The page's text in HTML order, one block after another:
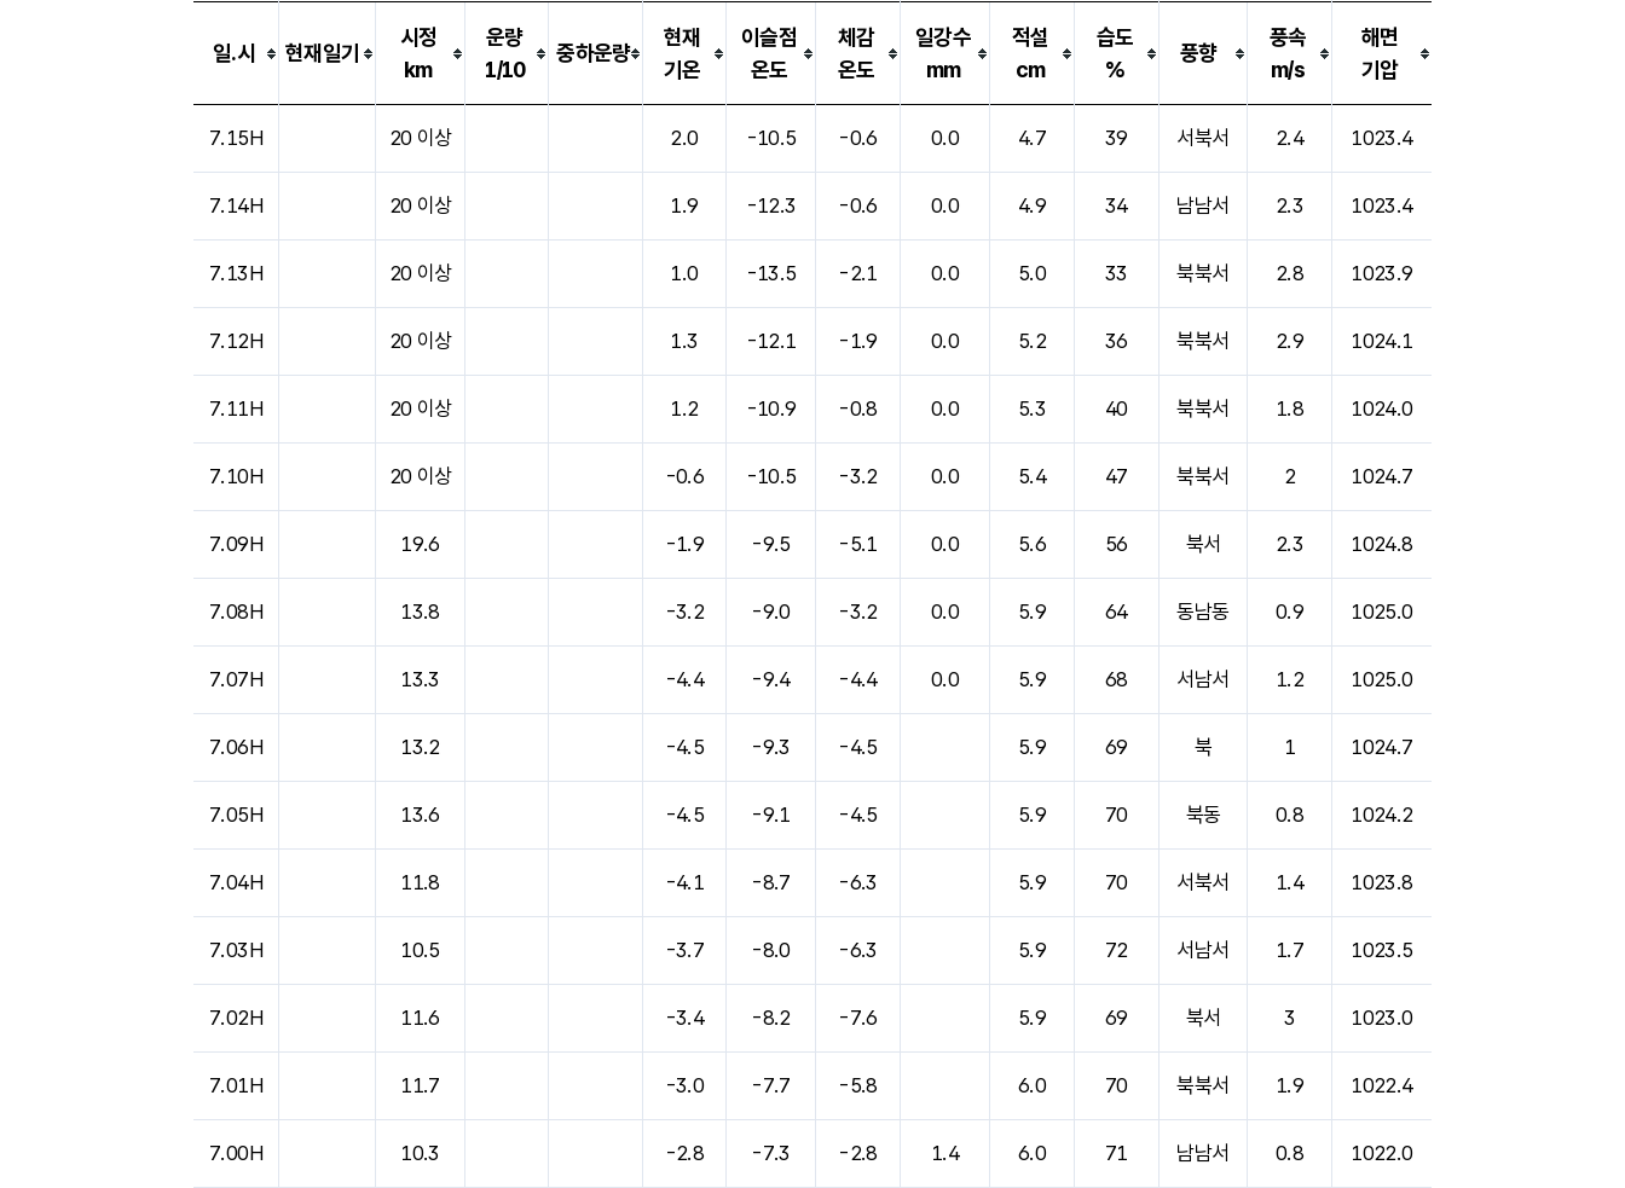
일.시 현재일기
시정
km
운량
1/10
중하운량
현재
기온
이슬점
온도
체감
온도
일강수
mm
적설
cm
습도
%
풍향
풍속
m/s
해면
기압
7.15H 20 이상 2.0 -10.5 -0.6 0.0 4.7 39 서북서 2.4 1023.4
7.14H 20 이상 1.9 -12.3 -0.6 0.0 4.9 34 남남서 2.3 1023.4
7.13H 20 이상 1.0 -13.5 -2.1 0.0 5.0 33 북북서 2.8 1023.9
7.12H 20 이상 1.3 -12.1 -1.9 0.0 5.2 36 북북서 2.9 1024.1
7.11H 20 이상 1.2 -10.9 -0.8 0.0 5.3 40 북북서 1.8 1024.0
7.10H 20 이상 -0.6 -10.5 -3.2 0.0 5.4 47 북북서 2 1024.7
7.09H 19.6 -1.9 -9.5 -5.1 0.0 5.6 56 북서 2.3 1024.8
7.08H 13.8 -3.2 -9.0 -3.2 0.0 5.9 64 동남동 0.9 1025.0
7.07H 13.3 -4.4 -9.4 -4.4 0.0 5.9 68 서남서 1.2 1025.0
7.06H 13.2 -4.5 -9.3 -4.5 5.9 69 북 1 1024.7
7.05H 13.6 -4.5 -9.1 -4.5 5.9 70 북동 0.8 1024.2
7.04H 11.8 -4.1 -8.7 -6.3 5.9 70 서북서 1.4 1023.8
7.03H 10.5 -3.7 -8.0 -6.3 5.9 72 서남서 1.7 1023.5
7.02H 11.6 -3.4 -8.2 -7.6 5.9 69 북서 3 1023.0
7.01H 11.7 -3.0 -7.7 -5.8 6.0 70 북북서 1.9 1022.4
7.00H 10.3 -2.8 -7.3 -2.8 1.4 6.0 71 남남서 0.8 1022.0